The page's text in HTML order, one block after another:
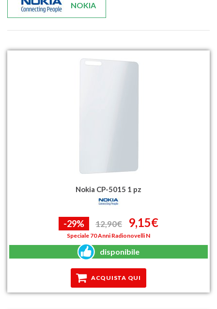
NOKIA
Nokia CP-5015 1 pz
-29% 12,90€ 9,15€
Speciale 70 Anni Radionovelli N
disponibile
ACQUISTA QUI